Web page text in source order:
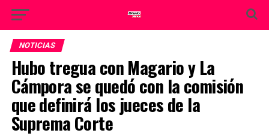
NOTICIAS
Hubo tregua con Magario y La
Cámpora se quedó con la comisión
que definirá los jueces de la
Suprema Corte